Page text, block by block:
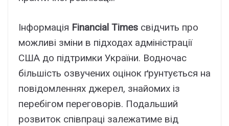
Інформація Financial Times свідчить про
можливі зміни в підходах адміністрації
США до підтримки України. Водночас
більшість озвучених оцінок ґрунтується на
повідомленнях джерел, знайомих із
перебігом переговорів. Подальший
розвиток співпраці залежатиме від